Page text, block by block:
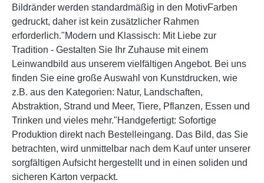
Bildränder werden standardmäßig in den MotivFarben
gedruckt, daher ist kein zusätzlicher Rahmen
erforderlich."Modern und Klassisch: Mit Liebe zur
Tradition - Gestalten Sie Ihr Zuhause mit einem
Leinwandbild aus unserem vielfältigen Angebot. Bei uns
finden Sie eine große Auswahl von Kunstdrucken, wie
z.B. aus den Kategorien: Natur, Landschaften,
Abstraktion, Strand und Meer, Tiere, Pflanzen, Essen und
Trinken und vieles mehr."Handgefertigt: Sofortige
Produktion direkt nach Bestelleingang. Das Bild, das Sie
betrachten, wird unmittelbar nach dem Kauf unter unserer
sorgfältigen Aufsicht hergestellt und in einen soliden und
sicheren Karton verpackt.